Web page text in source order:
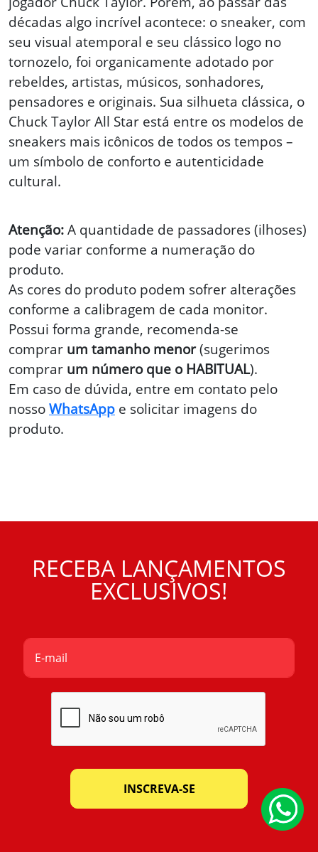
décadas algo incrível acontece: o sneaker, com
seu visual atemporal e seu clássico logo no
tornozelo, foi organicamente adotado por
rebeldes, artistas, músicos, sonhadores,
pensadores e originais. Sua silhueta clássica, o
Chuck Taylor All Star está entre os modelos de
sneakers mais icônicos de todos os tempos –
um símbolo de conforto e autenticidade
cultural.
Atenção:A quantidade de passadores (ilhoses)
pode variar conforme a numeração do
produto.
As cores do produto podem sofrer alterações
conforme a calibragem de cada monitor.
Possui forma grande, recomenda-se
comprar um tamanho menor(sugerimos
comprar um número que o HABITUAL).
Em caso de dúvida, entre em contato pelo
nossoWhatsApp e solicitar imagens do
produto.
RECEBA LANÇAMENTOS
EXCLUSIVOS!
INSCREVA-SE